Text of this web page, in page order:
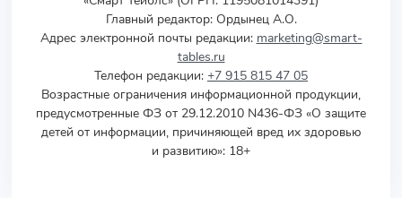
Главный редактор: Ордынец А.О.
Адрес электронной почты редакции: marketing@smart-
tables.ru
Телефон редакции: +7 915 815 47 05
Возрастные ограничения информационной продукции,
предусмотренные ФЗ от 29.12.2010 N436-ФЗ «О защите
детей от информации, причиняющей вред их здоровью
и развитию»: 18+